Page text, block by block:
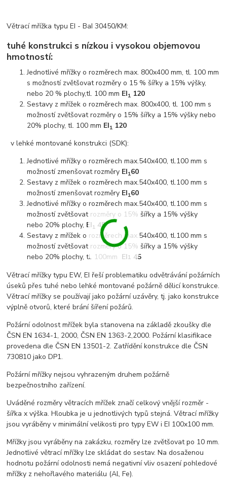
Větrací mřížka typu EI - BaI 30450/KM:
tuhé konstrukci s nízkou i vysokou objemovou
hmotností:
Jednotlivé mřížky o rozměrech max. 800x400 mm, tl. 100 mm
s možností zvětšovat rozměry o 15 % šířky a 15% výšky,
nebo 20 % plochy,tl. 100 mm EI1 120
Sestavy z mřížek o rozměrech max. 800x400, tl. 100 mm s
možností zvětšovat rozměry o 15% šířky a 15% výšky nebo
20% plochy, tl. 100 mm EI1 120
v lehké montované konstrukci (SDK):
Jednotlivé mřížky o rozměrech max.540x400, tl.100 mm s
možností zmenšovat rozměry EI160
Sestavy z mřížek o rozměrech max.540x400, tl.100 mm s
možností zmenšovat rozměry EI160
Jednotlivé mřížky o rozměrech max.540x400, tl.100 mm s
možností zvětšovat rozměry o 15% šířky a 15% výšky
nebo 20% plochy, EI1 45
Sestavy z mřížek o rozměrech max.540x400, tl.100 mm s
možností zvětšovat rozměry o 15% šířky a 15% výšky
nebo 20% plochy, tl. 100mm EI1 45
Větrací mřížky typu EW, EI řeší problematiku odvětrávání požárních
úseků přes tuhé nebo lehké montované požárně dělicí konstrukce.
Větrací mřížky se používají jako požární uzávěry, tj. jako konstrukce
výplně otvorů, které brání šíření požárů.
Požární odolnost mřížek byla stanovena na základě zkoušky dle
ČSN EN 1634-1, 2000, ČSN EN 1363-2,2000. Požární klasifikace
provedena dle ČSN EN 13501-2. Zatřídění konstrukce dle ČSN
730810 jako DP1.
Požární mřížky nejsou vyhrazeným druhem požárně
bezpečnostního zařízení.
Uváděné rozměry větracích mřížek značí celkový vnější rozměr -
šířka x výška. Hloubka je u jednotlivých typů stejná. Větrací mřížky
jsou vyráběny v minimální velikosti pro typy EW i EI 100x100 mm.
Mřížky jsou vyráběny na zakázku, rozměry lze zvětšovat po 10 mm.
Jednotlivé větrací mřížky lze skládat do sestav. Na dosaženou
hodnotu požární odolnosti nemá negativní vliv osazení pohledové
mřížky z nehořlavého materiálu (Al, Fe).